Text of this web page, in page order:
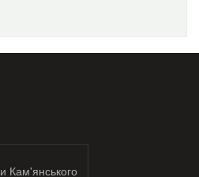
Кам'янського